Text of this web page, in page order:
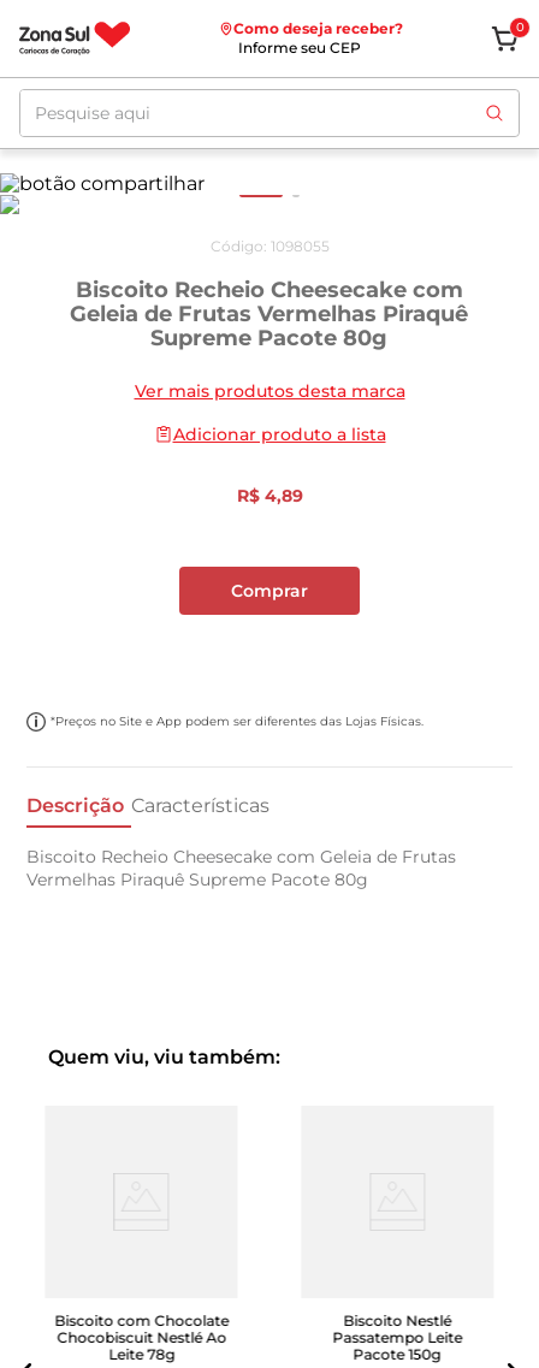
Como deseja receber?
Informe seu CEP
0
Pesquise aqui
Código: 1098055
Biscoito Recheio Cheesecake com
Geleia de Frutas Vermelhas Piraquê
Supreme Pacote 80g
Ver mais produtos desta marca
Adicionar produto a lista
R$ 4,89
Comprar
*Preços no Site e App podem ser diferentes das Lojas Físicas.
Descrição Características
Biscoito Recheio Cheesecake com Geleia de Frutas
Vermelhas Piraquê Supreme Pacote 80g
Quem viu, viu também:
Biscoito com Chocolate
Chocobiscuit Nestlé Ao
Leite 78g
Biscoito Nestlé
Passatempo Leite
Pacote 150g